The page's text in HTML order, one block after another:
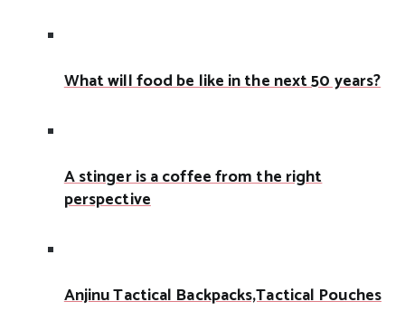
What will food be like in the next 50 years?
A stinger is a coffee from the right
perspective
Anjinu Tactical Backpacks,Tactical Pouches